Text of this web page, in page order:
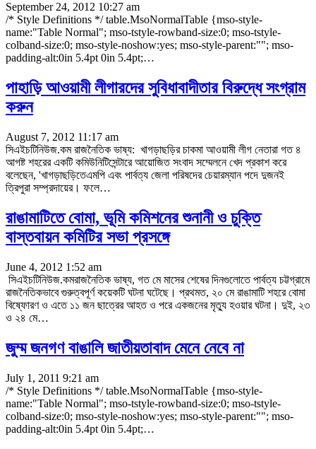
September 24, 2012 10:27 am
/* Style Definitions */ table.MsoNormalTable {mso-style-
name:"Table Normal"; mso-tstyle-rowband-size:0; mso-tstyle-
colband-size:0; mso-style-noshow:yes; mso-style-parent:""; mso-
padding-alt:0in 5.4pt 0in 5.4pt;…
পাহাড়ি আওয়ামী লীগারদের সুবিধাবাদীতার বিরুদ্ধে সংগ্রাম
করুন
August 7, 2012 11:17 am
সিএইচটিনিউজ.কম রাজনৈতিক ভাষ্য: খাগড়াছড়ির চাকমা আওয়ামী লীগ নেতারা গত ৪
আগষ্ট শহরের একটি কমিউনিটিসেন্টারে আয়োজিত সংবাদ সম্মেলনে খেদ প্রকাশ করে
বলেছেন, 'খাগড়াছড়িতেএমপি এবং পার্বত্য জেলা পরিষদের চেয়ারম্যান পদে দুজনই
ত্রিপুরা সম্প্রদায়ের। ফলে…
রাঙামাটিতে বোমা, ভূমি কমিশনের শুনানী ও চুক্তি
বাস্তবায়ন কমিটির সভা প্রসঙ্গে
June 4, 2012 1:52 am
সিএইচটিনিউজ.কমরাজনৈতিক ভাষ্য, গত মে মাসের শেষের দিনগুলোতে পার্বত্য চট্টগ্রামে
রাজনৈতিকভাবে গুরুত্বপূর্ণ কয়েকটি ঘটনা ঘটেছে। প্রথমত, ২০ মে রাঙামাটি শহরে বোমা
বিষ্ফোরণ ও এতে ১১ জন ছাত্রের আহত ও পরে একজনের মৃত্যু হওয়ার ঘটনা। দুই, ২৩
ও ২৪ মে…
জুম্ম জনগণ বাঙালি জাতীয়তাবাদ মেনে নেবে না
July 1, 2011 9:21 am
/* Style Definitions */ table.MsoNormalTable {mso-style-
name:"Table Normal"; mso-tstyle-rowband-size:0; mso-tstyle-
colband-size:0; mso-style-noshow:yes; mso-style-parent:""; mso-
padding-alt:0in 5.4pt 0in 5.4pt;…